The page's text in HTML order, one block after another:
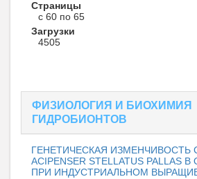
Страницы
с 60 по 65
Загрузки
4505
ФИЗИОЛОГИЯ И БИОХИМИЯ
ГИДРОБИОНТОВ
ГЕНЕТИЧЕСКАЯ ИЗМЕНЧИВОСТЬ
ACIPENSER STELLATUS PALLAS
ПРИ ИНДУСТРИАЛЬНОМ